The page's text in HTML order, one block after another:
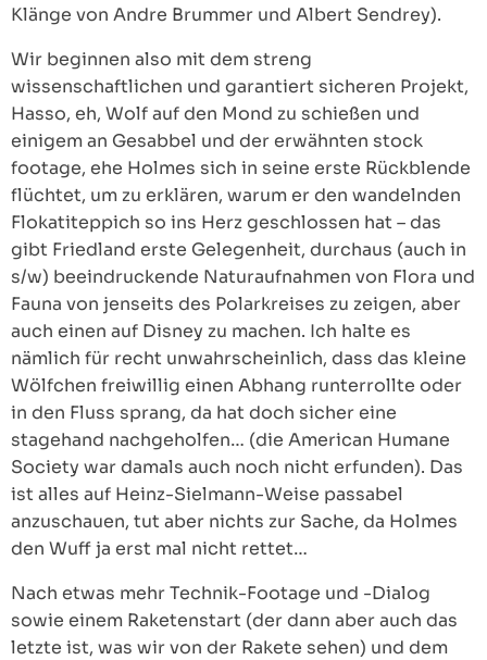
Klänge von Andre Brummer und Albert Sendrey).
Wir beginnen also mit dem streng
wissenschaftlichen und garantiert sicheren Projekt,
Hasso, eh, Wolf auf den Mond zu schießen und
einigem an Gesabbel und der erwähnten stock
footage, ehe Holmes sich in seine erste Rückblende
flüchtet, um zu erklären, warum er den wandelnden
Flokatiteppich so ins Herz geschlossen hat – das
gibt Friedland erste Gelegenheit, durchaus (auch in
s/w) beeindruckende Naturaufnahmen von Flora und
Fauna von jenseits des Polarkreises zu zeigen, aber
auch einen auf Disney zu machen. Ich halte es
nämlich für recht unwahrscheinlich, dass das kleine
Wölfchen freiwillig einen Abhang runterrollte oder
in den Fluss sprang, da hat doch sicher eine
stagehand nachgeholfen… (die American Humane
Society war damals auch noch nicht erfunden). Das
ist alles auf Heinz-Sielmann-Weise passabel
anzuschauen, tut aber nichts zur Sache, da Holmes
den Wuff ja erst mal nicht rettet…
Nach etwas mehr Technik-Footage und -Dialog
sowie einem Raketenstart (der dann aber auch das
letzte ist, was wir von der Rakete sehen) und dem